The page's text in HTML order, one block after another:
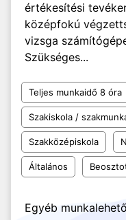
értékesítési
középfokú
vizsga
Szükséges...
Teljes munkaidő 8 óra
Szakiskola /
Szakközépiskola
Általános
Egyéb